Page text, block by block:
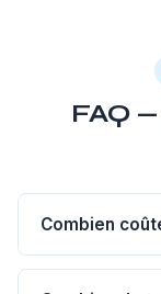
FAQ
Combien
Un site vitrine